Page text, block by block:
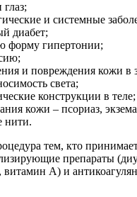
глаз;
и системные
диабет;
форму гипертонии;
и повреждения кожи в
света;
конструкции в теле;
кожи – псориаз,
нити.
тем, кто
препараты
витамин А) и